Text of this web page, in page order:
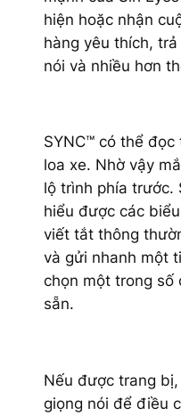
hiện hoặc nhận
hàng yêu thích,
nói và nhiều hơn
SYNC™ có thể
loa xe. Nhờ vậy
lộ trình phía trước.
hiểu được các
viết tắt thông
và gửi nhanh một
chọn một trong số
sẵn.
Nếu được trang
giọng nói để điều